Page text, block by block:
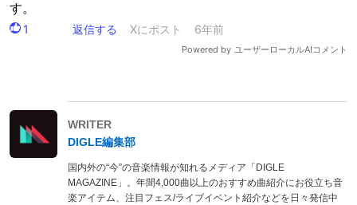
WRITER
DIGLE編集部
国内外の“今”の音楽情報が知れるメディア「DIGLE
MAGAZINE」。年間4,000曲以上のおすすめ曲紹介にお役立ち音
楽アイテム、注目フェス/ライブイベント紹介などを日々発信中